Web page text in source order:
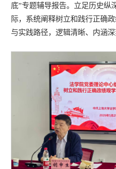
底”专题辅导报告。立足历史纵
际，系统阐释树立和践行正确
与实践路径，逻辑清晰、内涵深